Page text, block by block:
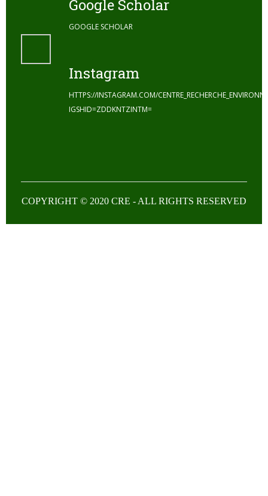
Google Scholar
GOOGLE SCHOLAR
Instagram
HTTPS://INSTAGRAM.COM/
IGSHID=ZDDKNTZINTM=
COPYRIGHT © 2020 CRE - ALL RIGHTS RESERVED